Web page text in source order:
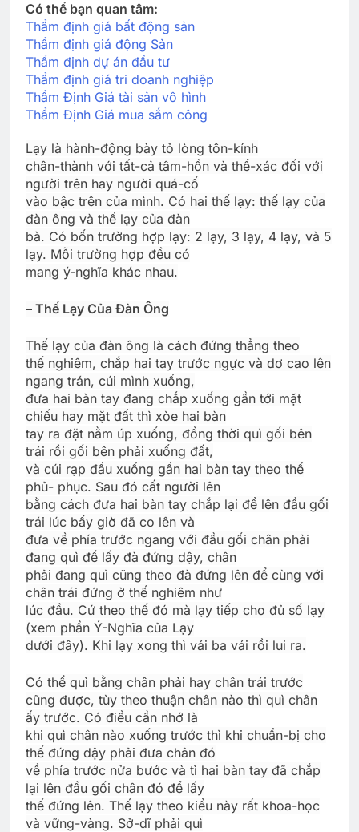
Có thể bạn quan tâm:
Thẩm định giá bất động sản
Thẩm định giá động Sản
Thẩm định dự án đầu tư
Thẩm định giá tri doanh nghiệp
Thẩm Định Giá tài sản vô hình
Thẩm Định Giá mua sắm công
Lạy là hành-động bày tỏ lòng tôn-kính
chân-thành với tất-cả tâm-hồn và thể-xác đối với
người trên hay người quá-cố
vào bậc trên của mình. Có hai thế lạy: thế lạy của
đàn ông và thế lạy của đàn
bà. Có bốn trường hợp lạy: 2 lạy, 3 lạy, 4 lạy, và 5
lạy. Mỗi trường hợp đều có
mang ý-nghĩa khác nhau.
– Thế Lạy Của Đàn Ông
Thế lạy của đàn ông là cách đứng thẳng theo
thế nghiêm, chắp hai tay trước ngực và dơ cao lên
ngang trán, cúi mình xuống,
đưa hai bàn tay đang chắp xuống gần tới mặt
chiếu hay mặt đất thì xòe hai bàn
tay ra đặt nằm úp xuống, đồng thời quì gối bên
trái rồi gối bên phải xuống đất,
và cúi rạp đầu xuống gần hai bàn tay theo thế
phủ- phục. Sau đó cất người lên
bằng cách đưa hai bàn tay chắp lại để lên đầu gối
trái lúc bấy giờ đã co lên và
đưa về phía trước ngang với đầu gối chân phải
đang quì để lấy đà đứng dậy, chân
phải đang quì cũng theo đà đứng lên để cùng với
chân trái đứng ở thế nghiêm như
lúc đầu. Cứ theo thế đó mà lạy tiếp cho đủ số lạy
(xem phần Ý-Nghĩa của Lạy
dưới đây). Khi lạy xong thì vái ba vái rồi lui ra.
Có thể quì bằng chân phải hay chân trái trước
cũng được, tùy theo thuận chân nào thì quì chân
ấy trước. Có điều cần nhớ là
khi quì chân nào xuống trước thì khi chuẩn-bị cho
thế đứng dậy phải đưa chân đó
về phía trước nửa bước và tì hai bàn tay đã chắp
lại lên đầu gối chân đó để lấy
thế đứng lên. Thế lạy theo kiểu này rất khoa-học
và vững-vàng. Sở-dĩ phải quì